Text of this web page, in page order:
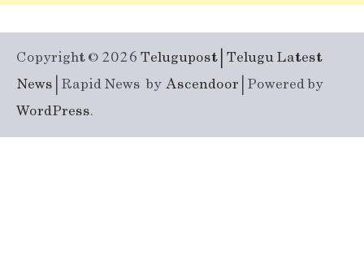
Copyright © 2026 Telugupost | Telugu Latest
News | Rapid News byAscendoor | Powered by
WordPress.